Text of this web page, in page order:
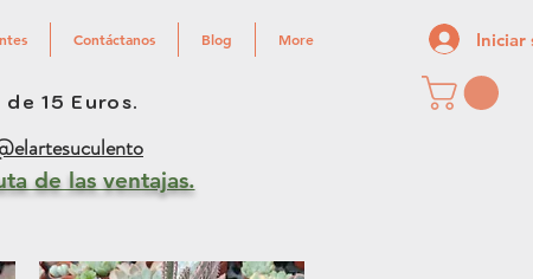
Contáctanos Blog More Iniciar
15 Euros.
de las ventajas.